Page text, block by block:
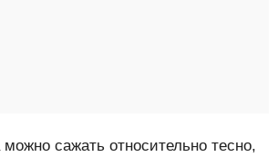
сажать относительно тесно,